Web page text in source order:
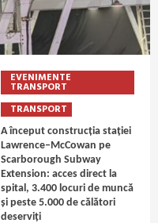
EVENIMENTE
TRANSPORT
TRANSPORT
A început construcția stației
Lawrence–McCowan pe
Scarborough Subway
Extension: acces direct la
spital, 3.400 locuri de muncă
și peste 5.000 de călători
deserviți